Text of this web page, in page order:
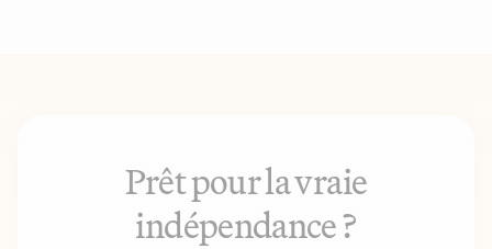
Prêt pour la vraie
indépendance ?